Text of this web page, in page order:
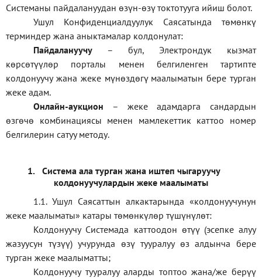
Системаны пайдалануудан өзүн-өзү токтотууга ийиш болот.
Ушул Конфиденциалдуулук Саясатында төмөнкү
терминдер жана аныктамалар колдонулат:
Пайдалануучу – бул, Электрондук кызмат
көрсөтүүлөр порталы менен белгиленген тартипте
колдонуучу жана жеке мүнөздөгү маалыматын бере турган
жеке адам.
Онлайн-аукцион – жеке адамдарга сандардын
өзгөчө комбинациясы менен мамлекеттик каттоо номер
белгилерин сатуу методу.
1. Система ала турган жана иштеп чыгаруучу
колдонуучулардын жеке маалыматы
1.1. Ушул Саясаттын алкактарында«колдонуучунун
жеке маалыматы» катары төмөнкүлөр түшүнүлөт:
Колдонуучу Системада каттоодон өтүү (эсепке алуу
жазуусун түзүү) учурунда өзү тууралуу өз алдынча бере
турган жеке маалыматты;
Колдонуучу тууралуу аларды топтоо жана/же берүү